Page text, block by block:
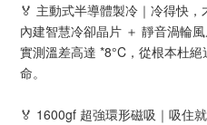
🏅 主動式半導體製冷｜冷得快，
內建智慧冷卻晶片 ＋ 靜音渦輪風
實測溫差高達 *8°C，從根本杜
命。
🏅 1600gf 超強環形磁吸｜吸住